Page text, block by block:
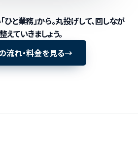
と業務」から。丸投げして、回しなが
えていきましょう。
流れ・料金を見る→